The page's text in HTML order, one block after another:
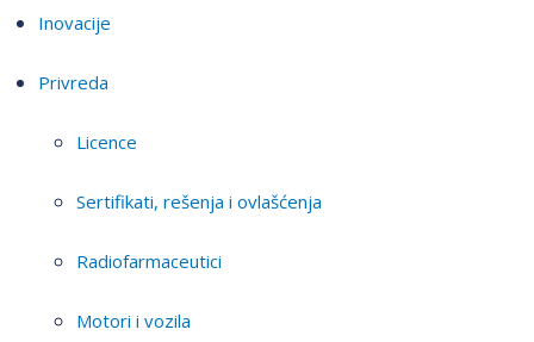
Inovacije
Privreda
Licence
Sertifikati, rešenja i ovlašćenja
Radiofarmaceutici
Motori i vozila